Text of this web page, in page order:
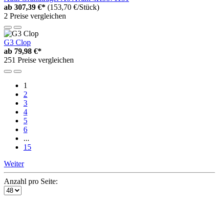
ab 307,39 €* (153,70 €/Stück)
2 Preise vergleichen
G3 Clop
ab 79,98 €*
251 Preise vergleichen
1
2
3
4
5
6
...
15
Weiter
Anzahl pro Seite: